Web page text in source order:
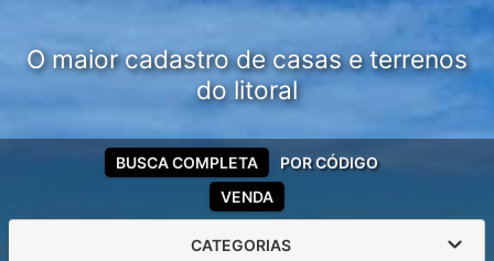
O maior cadastro de casas e terrenos
do litoral
VENDA
BUSCA COMPLETA POR CÓDIGO
CATEGORIAS